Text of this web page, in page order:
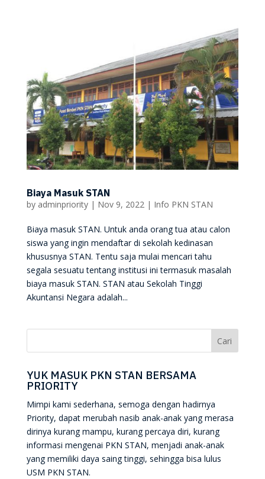
Biaya Masuk STAN
by adminpriority| Nov 9, 2022| Info PKN STAN
Biaya masuk STAN. Untuk anda orang tua atau calon
siswa yang ingin mendaftar di sekolah kedinasan
khususnya STAN. Tentu saja mulai mencari tahu
segala sesuatu tentang institusi ini termasuk masalah
biaya masuk STAN. STAN atau Sekolah Tinggi
Akuntansi Negara adalah...
YUK MASUK PKN STAN BERSAMA
PRIORITY
Mimpi kami sederhana, semoga dengan hadirnya
Priority, dapat merubah nasib anak-anak yang merasa
dirinya kurang mampu, kurang percaya diri, kurang
informasi mengenai PKN STAN, menjadi anak-anak
yang memiliki daya saing tinggi, sehingga bisa lulus
USM PKN STAN.